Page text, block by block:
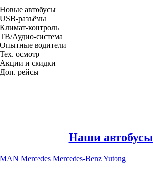
Новые автобусы
USB-разъёмы
Климат-контроль
ТВ/Аудио-система
Опытные водители
Тех. осмотр
Акции и скидки
Доп. рейсы
Наши автобусы
MAN Mercedes Mercedes-BenzYutong